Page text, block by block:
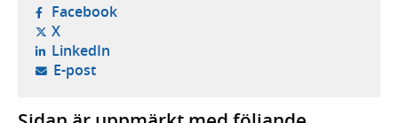
Facebook- öppnas i ny flik, extern webbplats,
X- öppnas i ny flik, extern webbplats,
LinkedIn- öppnas i ny flik, extern webbplats,
E-post- öppnar din e-postklient,